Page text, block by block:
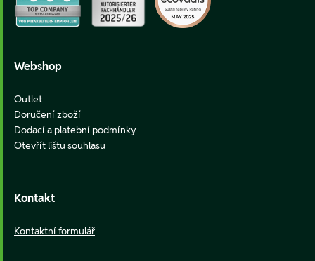
Webshop
Outlet
Doručení zboží
Dodací a platební podmínky
Otevřít lištu souhlasu
Kontakt
Kontaktní formulář